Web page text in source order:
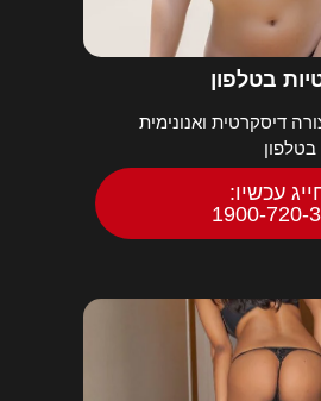
בטלפון
דיסקרטית ואנונימית
עכשיו:
1900-720-